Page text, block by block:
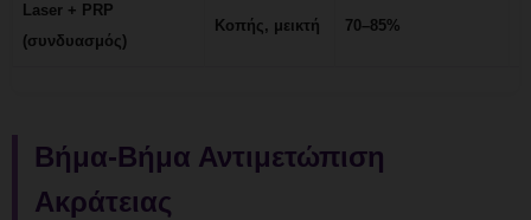
Laser + PRP
(συνδυασμός)
Κοπής, μεικτή 70–85%
Βήμα-Βήμα Αντιμετώπιση
Ακράτειας